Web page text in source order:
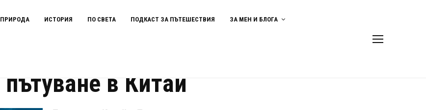
ПРИРОДА ИСТОРИЯ ПО СВЕТА ПОДКАСТ ЗА ПЪТЕШЕСТВИЯ ЗА МЕН И БЛОГА
пътуване в Китай